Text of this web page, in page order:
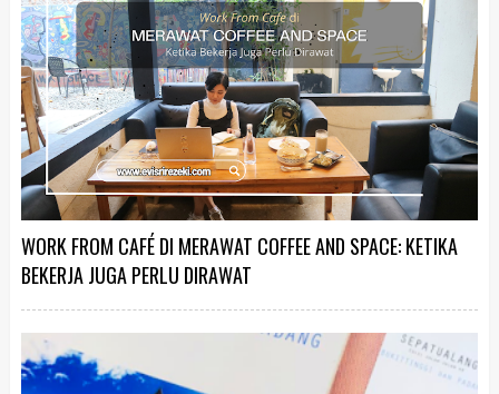
WORK FROM CAFÉ DI MERAWAT COFFEE AND SPACE: KETIKA
BEKERJA JUGA PERLU DIRAWAT